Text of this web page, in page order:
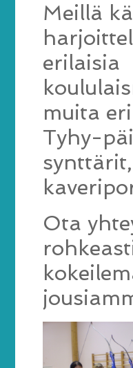
Meillä
erilaisia
muita
Tyhy-
synttärit,
Ota